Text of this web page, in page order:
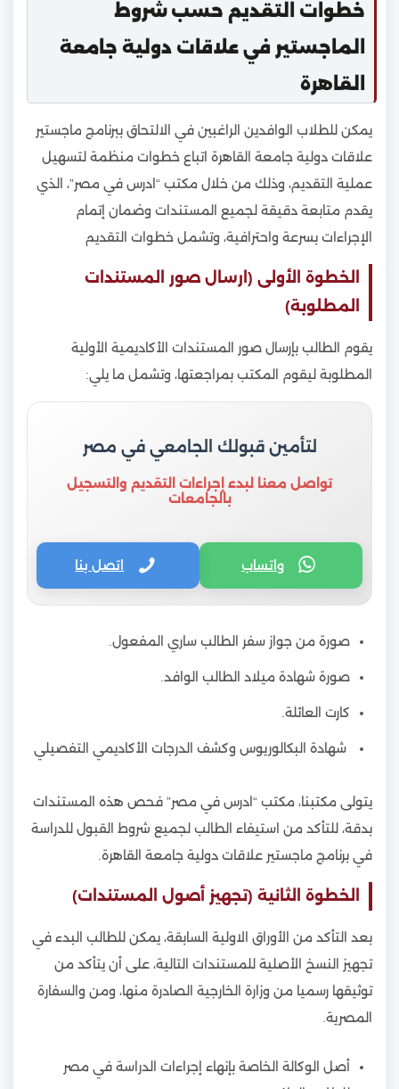
خطوات التقديم حسب شروط
الماجستير في علاقات دولية جامعة
القاهرة
يمكن للطلاب الوافدين الراغبين في الالتحاق ببرنامج ماجستير
علاقات دولية جامعة القاهرة اتباع خطوات منظمة لتسهيل
عملية التقديم، وذلك من خلال مكتب “ادرس في مصر”، الذي
يقدم متابعة دقيقة لجميع المستندات وضمان إتمام
الإجراءات بسرعة واحترافية، وتشمل خطوات التقديم
الخطوة الأولى (ارسال صور المستندات
المطلوبة)
يقوم الطالب بإرسال صور المستندات الأكاديمية الأولية
المطلوبة ليقوم المكتب بمراجعتها، وتشمل ما يلي:
لتأمين قبولك الجامعي في مصر
تواصل معنا لبدء إجراءات التقديم والتسجيل
بالجامعات
واتساب اتصل بنا
صورة من جواز سفر الطالب ساري المفعول.
صورة شهادة ميلاد الطالب الوافد.
كارت العائلة.
شهادة البكالوريوس وكشف الدرجات الأكاديمي التفصيلي
يتولى مكتبنا، مكتب “ادرس في مصر” فحص هذه المستندات
بدقة، للتأكد من استيفاء الطالب لجميع شروط القبول للدراسة
في برنامج ماجستير علاقات دولية جامعة القاهرة.
الخطوة الثانية (تجهيز أصول المستندات)
بعد التأكد من الأوراق الاولية السابقة، يمكن للطالب البدء في
تجهيز النسخ الأصلية للمستندات التالية، على أن يتأكد من
توثيقها رسميا من وزارة الخارجية الصادرة منها، ومن والسفارة
المصرية.
أصل الوكالة الخاصة بإنهاء إجراءات الدراسة في مصر